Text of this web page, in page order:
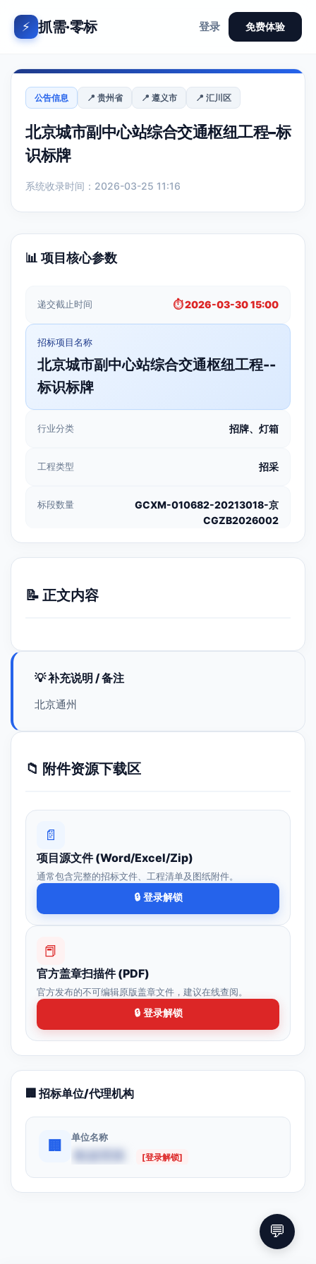
⚡ 抓需·零标 登录 免费体验
公告信息 📍 贵州省 📍 遵义市 📍 汇川区
北京城市副中心站综合交通枢纽工程–标
识标牌
系统收录时间：2026-03-25 11:16
📊 项目核心参数
递交截止时间 ⏱️ 2026-03-30 15:00
招标项目名称
北京城市副中心站综合交通枢纽工程--
标识标牌
行业分类 招牌、灯箱
工程类型 招采
标段数量
GCXM-010682-20213018-京
CGZB2026002
📝 正文内容
💡 补充说明 / 备注
北京通州
📁 附件资源下载区
📄
项目源文件 (Word/Excel/Zip)
通常包含完整的招标文件、工程清单及图纸附件。
🔒 登录解锁
📕
官方盖章扫描件 (PDF)
官方发布的不可编辑原版盖章文件，建议在线查阅。
🔒 登录解锁
🏢 招标单位/代理机构
🏢
单位名称
[登录解锁]
💬